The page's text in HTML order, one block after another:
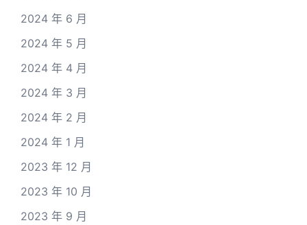
2024 年 6 月
2024 年 5 月
2024 年 4 月
2024 年 3 月
2024 年 2 月
2024 年 1 月
2023 年 12 月
2023 年 10 月
2023 年 9 月